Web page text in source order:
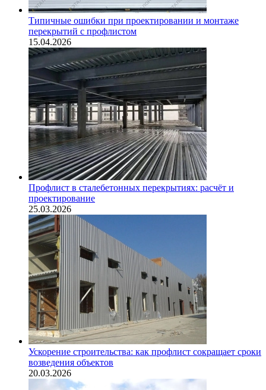
Типичные ошибки при проектировании и монтаже
перекрытий с профлистом
15.04.2026
Профлист в сталебетонных перекрытиях: расчёт и
проектирование
25.03.2026
Ускорение строительства: как профлист сокращает сроки
возведения объектов
20.03.2026